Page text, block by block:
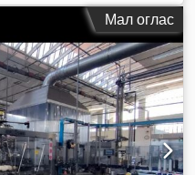
Мал оглас